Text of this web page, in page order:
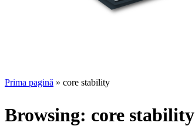
Prima pagină » core stability
Browsing: core stability